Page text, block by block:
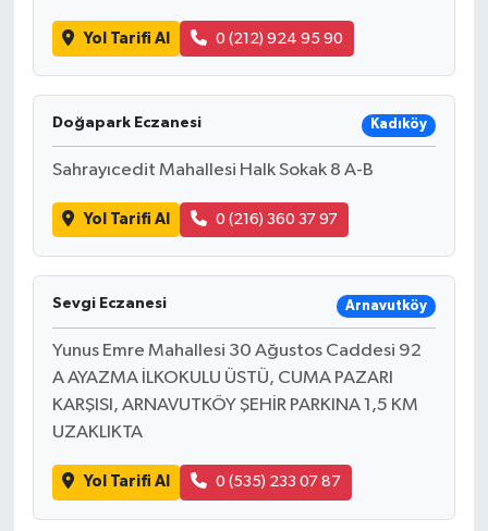
Yol Tarifi Al 0 (212) 924 95 90
Doğapark Eczanesi Kadıköy
Sahrayıcedit Mahallesi Halk Sokak 8 A-B
Yol Tarifi Al 0 (216) 360 37 97
Sevgi Eczanesi Arnavutköy
Yunus Emre Mahallesi 30 Ağustos Caddesi 92
A AYAZMA İLKOKULU ÜSTÜ, CUMA PAZARI
KARŞISI, ARNAVUTKÖY ŞEHİR PARKINA 1,5 KM
UZAKLIKTA
Yol Tarifi Al 0 (535) 233 07 87